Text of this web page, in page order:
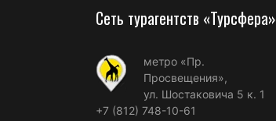
Сеть турагентств «Турсфера»
метро «Пр.
Просвещения»,
ул. Шостаковича 5 к. 1
+7 (812) 748-10-61